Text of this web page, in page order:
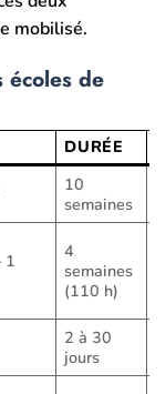
mobilisé.
écoles de
DURÉE
10
semaines
1
4
semaines
(110 h)
2 à 30
jours